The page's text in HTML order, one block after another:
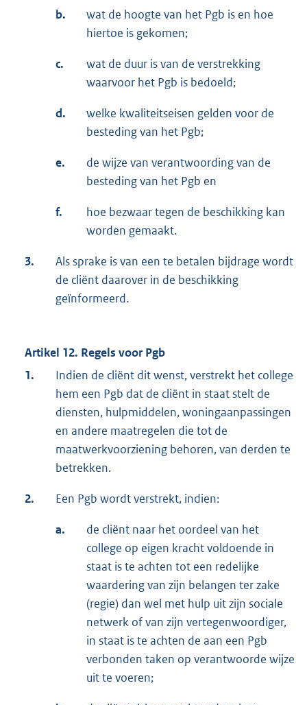
b.
wat de hoogte van het Pgb is en hoe
hiertoe is gekomen;
c.
wat de duur is van de verstrekking
waarvoor het Pgb is bedoeld;
d.
welke kwaliteitseisen gelden voor de
besteding van het Pgb;
e.
de wijze van verantwoording van de
besteding van het Pgb en
f.
hoe bezwaar tegen de beschikking kan
worden gemaakt.
3.
Als sprake is van een te betalen bijdrage wordt
de cliënt daarover in de beschikking
geïnformeerd.
Artikel 12. Regels voor Pgb
1.
Indien de cliënt dit wenst, verstrekt het college
hem een Pgb dat de cliënt in staat stelt de
diensten, hulpmiddelen, woningaanpassingen
en andere maatregelen die tot de
maatwerkvoorziening behoren, van derden te
betrekken.
2. Een Pgb wordt verstrekt, indien:
a.
de cliënt naar het oordeel van het
college op eigen kracht voldoende in
staat is te achten tot een redelijke
waardering van zijn belangen ter zake
(regie) dan wel met hulp uit zijn sociale
netwerk of van zijn vertegenwoordiger,
in staat is te achten de aan een Pgb
verbonden taken op verantwoorde wijze
uit te voeren;